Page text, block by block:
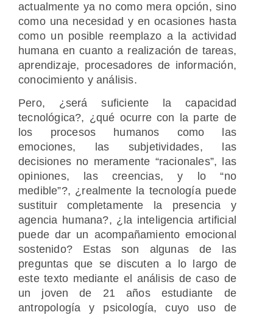
actualmente ya no como mera opción, sino
como una necesidad y en ocasiones hasta
como un posible reemplazo a la actividad
humana en cuanto a realización de tareas,
aprendizaje, procesadores de información,
conocimiento y análisis.
Pero, ¿será suficiente la capacidad
tecnológica?, ¿qué ocurre con la parte de
los procesos humanos como las
emociones, las subjetividades, las
decisiones no meramente “racionales”, las
opiniones, las creencias, y lo “no
medible”?, ¿realmente la tecnología puede
sustituir completamente la presencia y
agencia humana?, ¿la inteligencia artificial
puede dar un acompañamiento emocional
sostenido? Estas son algunas de las
preguntas que se discuten a lo largo de
este texto mediante el análisis de caso de
un joven de 21 años estudiante de
antropología y psicología, cuyo uso de